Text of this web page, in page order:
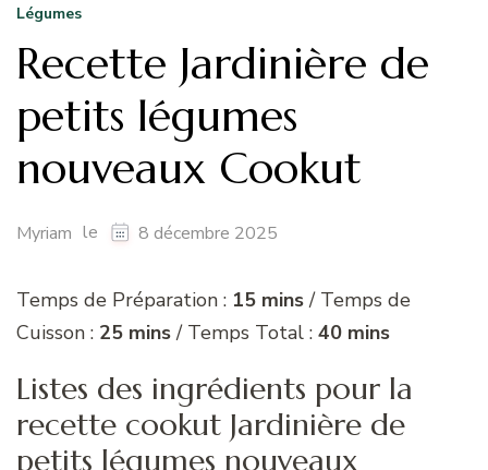
Légumes
Recette Jardinière de
petits légumes
nouveaux Cookut
Myriam le 8 décembre 2025
Temps de Préparation : 15 mins/ Temps de
Cuisson : 25 mins/ Temps Total : 40 mins
Listes des ingrédients pour la
recette cookut Jardinière de
petits légumes nouveaux